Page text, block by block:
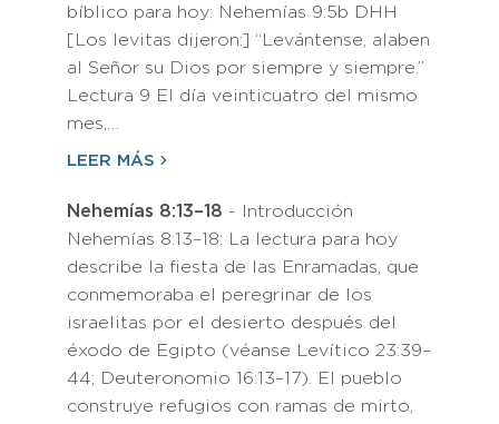
bíblico para hoy: Nehemías 9:5b DHH
[Los levitas dijeron:] “Levántense, alaben
al Señor su Dios por siempre y siempre.”
Lectura 9 El día veinticuatro del mismo
mes,…
LEER MÁS
Nehemías 8:13–18 - Introducción
Nehemías 8:13–18: La lectura para hoy
describe la fiesta de las Enramadas, que
conmemoraba el peregrinar de los
israelitas por el desierto después del
éxodo de Egipto (véanse Levítico 23:39–
44; Deuteronomio 16:13–17). El pueblo
construye refugios con ramas de mirto,